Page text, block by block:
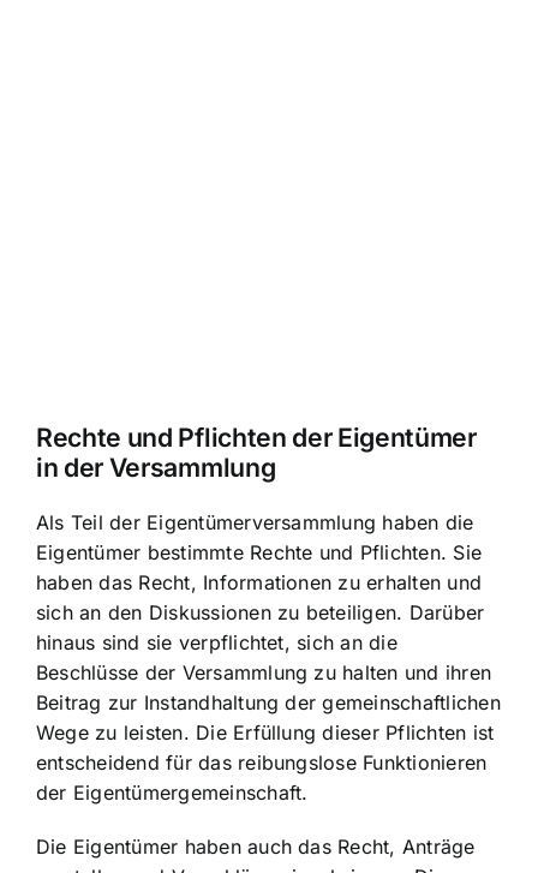
Rechte und Pflichten der Eigentümer
in der Versammlung
Als Teil der Eigentümerversammlung haben die
Eigentümer bestimmte Rechte und Pflichten. Sie
haben das Recht, Informationen zu erhalten und
sich an den Diskussionen zu beteiligen. Darüber
hinaus sind sie verpflichtet, sich an die
Beschlüsse der Versammlung zu halten und ihren
Beitrag zur Instandhaltung der gemeinschaftlichen
Wege zu leisten. Die Erfüllung dieser Pflichten ist
entscheidend für das reibungslose Funktionieren
der Eigentümergemeinschaft.
Die Eigentümer haben auch das Recht, Anträge